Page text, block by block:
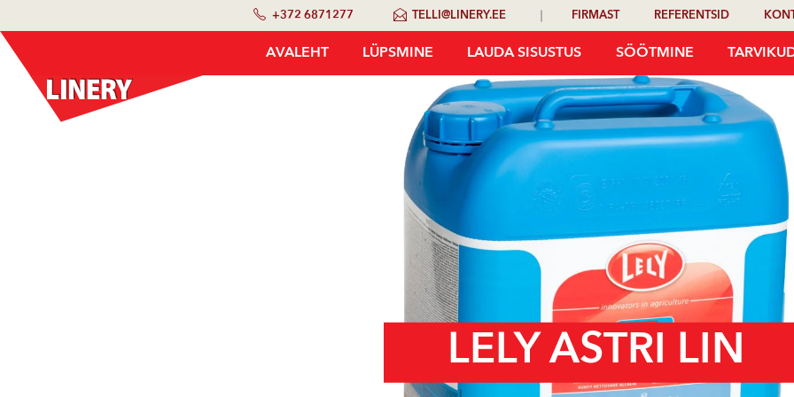
+372 6871277 TELLI@LINERY.EE FIRMAST REFERENTSID
AVALEHT LÜPSMINE LAUDA SISUSTUS SÖÖTMINE
LELY ASTRI LIN